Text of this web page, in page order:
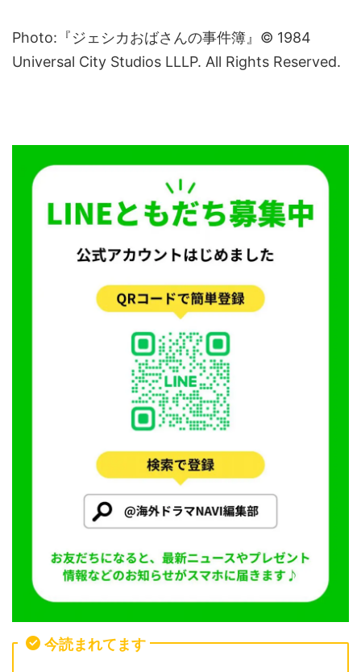
Photo:『ジェシカおばさんの事件簿』© 1984
Universal City Studios LLLP. All Rights Reserved.
今読まれてます